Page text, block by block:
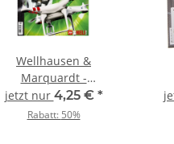
Wellhausen &
Marquardt -
Multicopter-Workbook
Vol. 2
jetzt nur 4,25 € *
Rabatt: 50%